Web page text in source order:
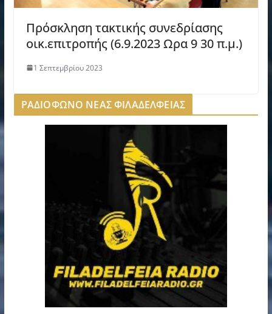
Πρόσκληση τακτικής συνεδρίασης
οικ.επιτροπής (6.9.2023 Ωρα 9 30 π.μ.)
1 Σεπτεμβρίου 2023
ΡΑΔΙΟΦΩΝΟ ΝΕΑΣ ΦΙΛΑΔΕΛΦΕΙΑΣ